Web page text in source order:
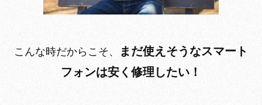
こんな時だからこそ、
まだ使えそうなスマート
フォンは安く修理したい！